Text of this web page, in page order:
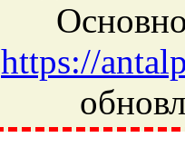
https://